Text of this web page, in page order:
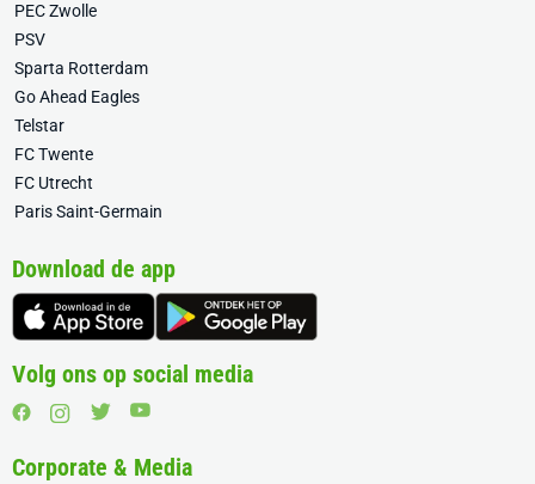
PEC Zwolle
PSV
Sparta Rotterdam
Go Ahead Eagles
Telstar
FC Twente
FC Utrecht
Paris Saint-Germain
Download de app
Volg ons op social media
Corporate & Media